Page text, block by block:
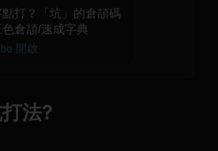
點打？「坑」的倉頡碼
倉頡/速成字典
開啟
法?